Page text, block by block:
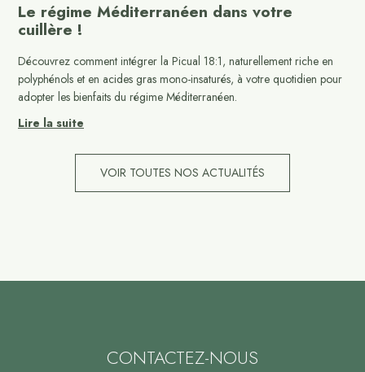
Le régime Méditerranéen dans votre
cuillère !
Découvrez comment intégrer la Picual 18:1, naturellement riche en
polyphénols et en acides gras mono-insaturés, à votre quotidien pour
adopter les bienfaits du régime Méditerranéen.
Lire la suite
VOIR TOUTES NOS ACTUALITÉS
CONTACTEZ-NOUS